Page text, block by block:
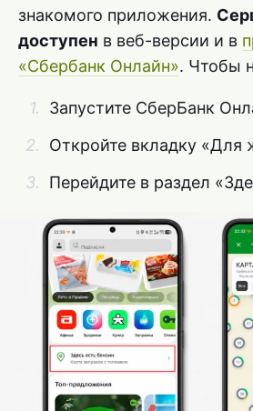
знакомого приложения.
доступен в веб-версии и в
«Сбербанк Онлайн». Чтобы
Запустите СберБанк
Откройте вкладку «Для
Перейдите в раздел